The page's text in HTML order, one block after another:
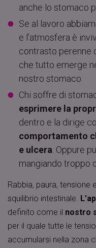
anche lo stomaco
Se al lavoro
e l’atmosfera è
contrasto perenne
che tutto emerge
nostro stomaco.
Chi soffre di
esprimere la
dentro e la dirige
comportamento
e ulcera . Oppure
mangiando troppo
Rabbia, paura, tensione
squilibrio intestinale.
definito come il nostro
per il quale tutte le
accumularsi nella zona